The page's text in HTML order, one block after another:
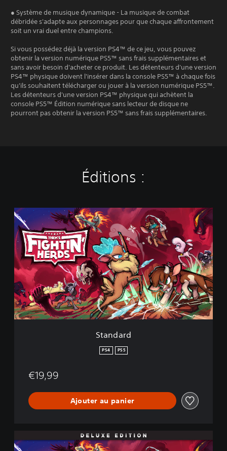
● Système de musique dynamique - La musique de combat
débridée s'adapte aux personnages pour que chaque affrontement
soit un vrai duel entre champions.
Si vous possédez déjà la version PS4™ de ce jeu, vous pouvez
obtenir la version numérique PS5™ sans frais supplémentaires et
sans avoir besoin d'acheter ce produit. Les détenteurs d'une version
PS4™ physique doivent l'insérer dans la console PS5™ à chaque fois
qu'ils souhaitent télécharger ou jouer à la version numérique PS5™.
Les détenteurs d'une version PS4™ physique qui achètent la
console PS5™ Édition numérique sans lecteur de disque ne
pourront pas obtenir la version PS5™ sans frais supplémentaires.
Éditions :
S
t
a
n
d
a
r
d
Standard
PS4 PS5
€19,99
Ajouter au panier
e